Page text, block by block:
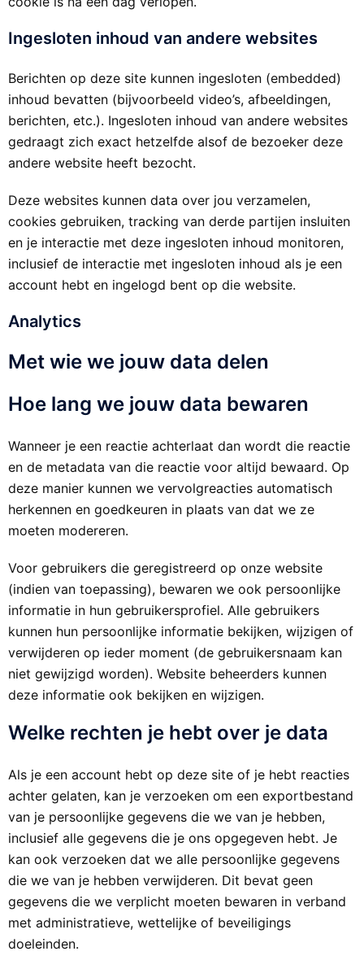
Ingesloten inhoud van andere websites
Berichten op deze site kunnen ingesloten (embedded)
inhoud bevatten (bijvoorbeeld video’s, afbeeldingen,
berichten, etc.). Ingesloten inhoud van andere websites
gedraagt zich exact hetzelfde alsof de bezoeker deze
andere website heeft bezocht.
Deze websites kunnen data over jou verzamelen,
cookies gebruiken, tracking van derde partijen insluiten
en je interactie met deze ingesloten inhoud monitoren,
inclusief de interactie met ingesloten inhoud als je een
account hebt en ingelogd bent op die website.
Analytics
Met wie we jouw data delen
Hoe lang we jouw data bewaren
Wanneer je een reactie achterlaat dan wordt die reactie
en de metadata van die reactie voor altijd bewaard. Op
deze manier kunnen we vervolgreacties automatisch
herkennen en goedkeuren in plaats van dat we ze
moeten modereren.
Voor gebruikers die geregistreerd op onze website
(indien van toepassing), bewaren we ook persoonlijke
informatie in hun gebruikersprofiel. Alle gebruikers
kunnen hun persoonlijke informatie bekijken, wijzigen of
verwijderen op ieder moment (de gebruikersnaam kan
niet gewijzigd worden). Website beheerders kunnen
deze informatie ook bekijken en wijzigen.
Welke rechten je hebt over je data
Als je een account hebt op deze site of je hebt reacties
achter gelaten, kan je verzoeken om een exportbestand
van je persoonlijke gegevens die we van je hebben,
inclusief alle gegevens die je ons opgegeven hebt. Je
kan ook verzoeken dat we alle persoonlijke gegevens
die we van je hebben verwijderen. Dit bevat geen
gegevens die we verplicht moeten bewaren in verband
met administratieve, wettelijke of beveiligings
doeleinden.